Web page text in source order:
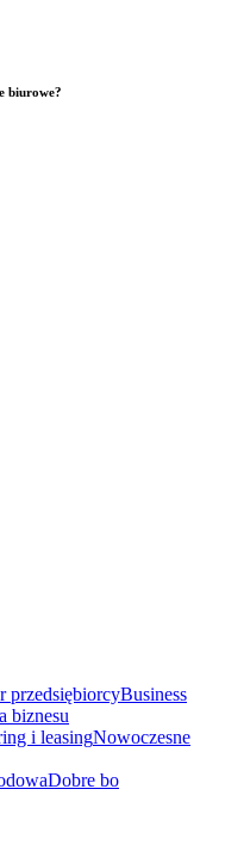
biurowe?
przedsiębiorcyBusiness
biznesu
i leasingNowoczesne
Dobre bo